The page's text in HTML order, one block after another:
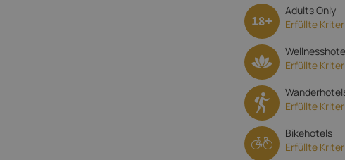
Adults Only
Erfüllte
Erfüllte
Erfüllte
Bikehotels
Erfüllte